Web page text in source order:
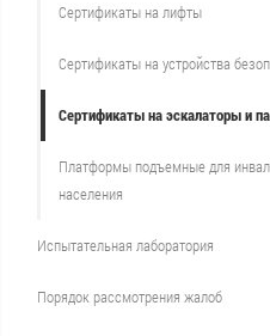
Сертификаты на лифты
Сертификаты на устройства
Сертификаты на эскалаторы и
Платформы подъемные для
населения
Испытательная лаборатория
Порядок рассмотрения жалоб